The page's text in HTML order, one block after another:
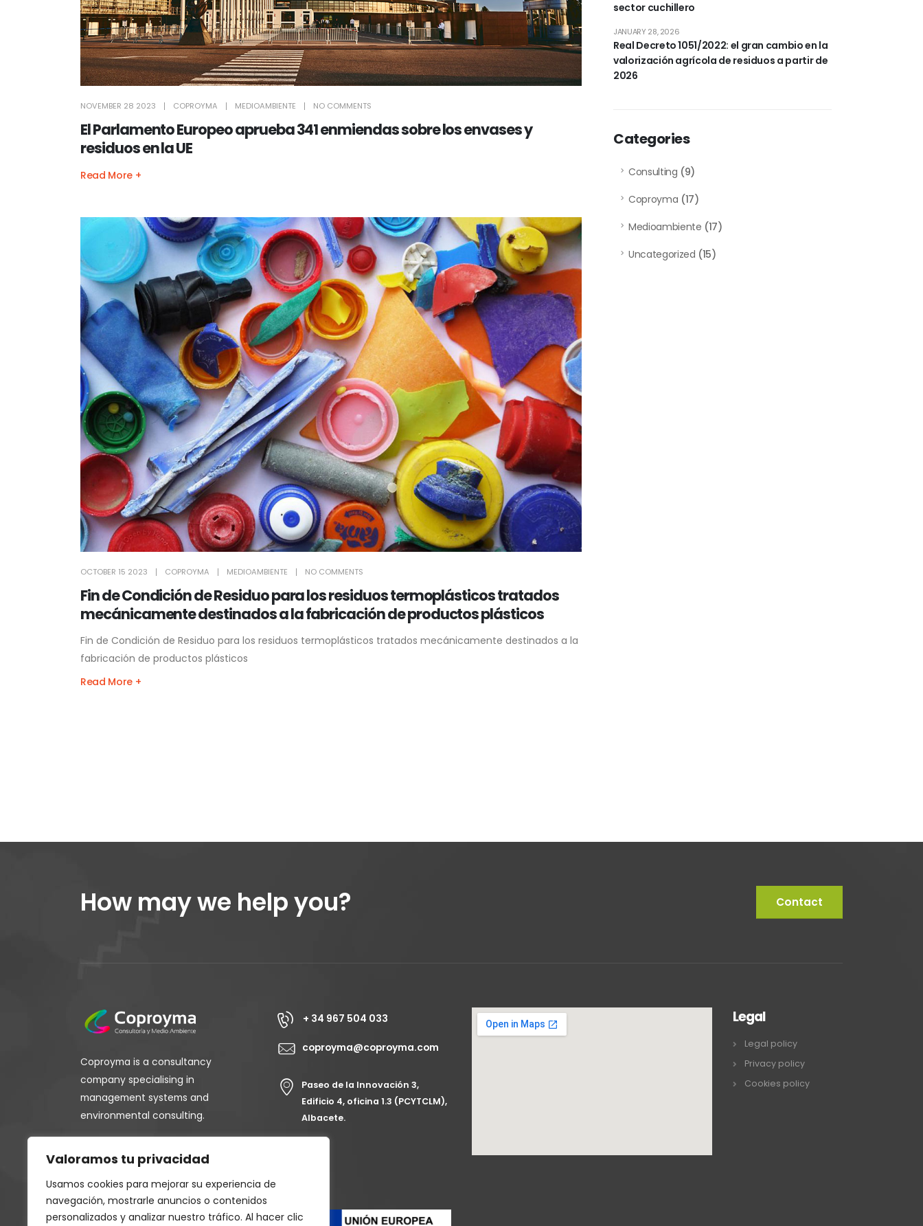
Valoramos tu privacidad
Usamos cookies para mejorar su experiencia de
navegación, mostrarle anuncios o contenidos
personalizados y analizar nuestro tráfico. Al hacer clic
NOVEMBER 28 2023 COPROYMA MEDIOAMBIENTE NO COMMENTS
El Parlamento Europeo aprueba 341 enmiendas sobre los envases y
residuos en la UE
Read More +
OCTOBER 15 2023 COPROYMA MEDIOAMBIENTE NO COMMENTS
Fin de Condición de Residuo para los residuos termoplásticos tratados
mecánicamente destinados a la fabricación de productos plásticos
Fin de Condición de Residuo para los residuos termoplásticos tratados mecánicamente destinados a la
fabricación de productos plásticos
Read More +
sector cuchillero
Real Decreto 1051/2022: el gran cambio en la
valorización agrícola de residuos a partir de
2026
JANUARY 28, 2026
Categories
Consulting (9)
Coproyma (17)
Medioambiente (17)
Uncategorized (15)
How may we help you? Contact
Coproyma is a consultancy
company specialising in
management systems and
environmental consulting.
+ 34 967 504 033
coproyma@coproyma.com
Paseo de la Innovación 3,
Edificio 4, oficina 1.3 (PCYTCLM),
Albacete.
Legal
Legal policy
Privacy policy
Cookies policy